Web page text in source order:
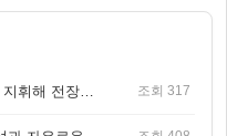
조회 317